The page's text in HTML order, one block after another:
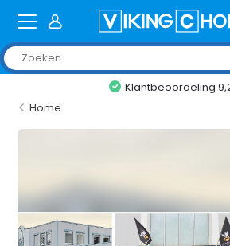
Klantbeoordeling
Home